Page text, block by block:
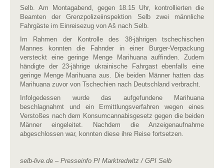
Selb. Am Montagabend, gegen 18.15 Uhr, kontrollierten die
Beamten der Grenzpolizeiinspektion Selb zwei männliche
Fahrgäste im Einreisezug von Aš nach Selb.
Im Rahmen der Kontrolle des 38-jährigen tschechischen
Mannes konnten die Fahnder in einer Burger-Verpackung
versteckt eine geringe Menge Marihuana auffinden. Zudem
händigte der 23-jährige ukrainische Fahrgast ebenfalls eine
geringe Menge Marihuana aus. Die beiden Männer hatten das
Marihuana zuvor von Tschechien nach Deutschland verbracht.
Infolgedessen wurde das aufgefundene Marihuana
beschlagnahmt und ein Ermittlungsverfahren wegen eines
Verstoßes nach dem Konsumcannabisgesetz gegen die beiden
Männer eingeleitet. Nachdem die Anzeigenaufnahme
abgeschlossen war, konnten diese ihre Reise fortsetzen.
selb-live.de – Presseinfo PI Marktredwitz / GPI Selb